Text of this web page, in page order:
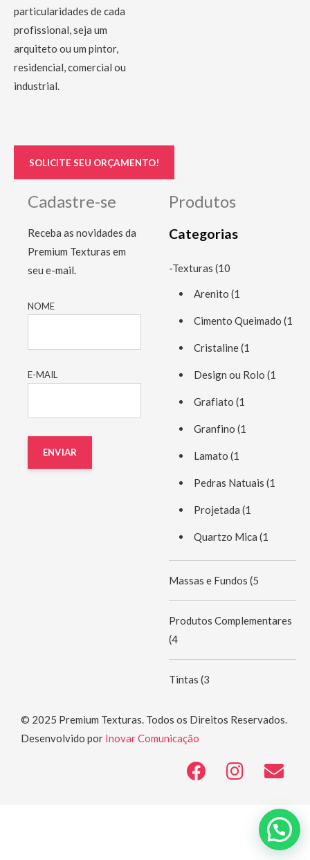
particularidades de cada
profissional, seja um
arquiteto ou um pintor,
residencial, comercial ou
industrial.
SOLICITE SEU ORÇAMENTO!
Cadastre-se
Receba as novidades da
Premium Texturas em
seu e-mail.
NOME
E-MAIL
Produtos
Categorias
-Texturas (10
Arenito (1
Cimento Queimado (1
Cristaline(1
Design ou Rolo (1
Grafiato (1
Granfino (1
Lamato (1
Pedras Natuais (1
Projetada (1
Quartzo Mica (1
Massas e Fundos (5
Produtos Complementares
(4
Tintas (3
© 2025 Premium Texturas. Todos os Direitos Reservados.
Desenvolvido por Inovar Comunicação